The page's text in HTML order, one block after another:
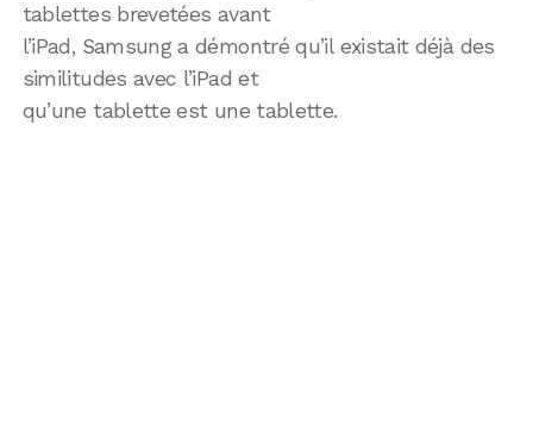
tablettes brevetées avant
l’iPad, Samsung a démontré qu’il existait déjà des
similitudes avec l’iPad et
qu’une tablette est une tablette.